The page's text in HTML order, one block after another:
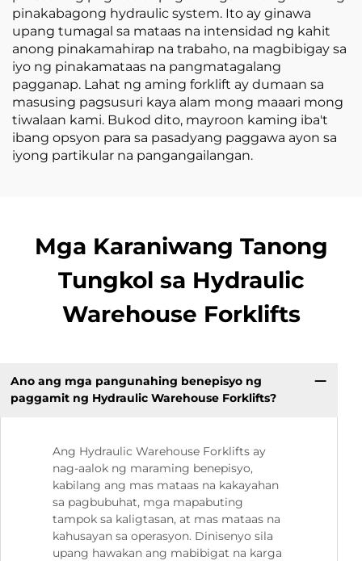
pinakabagong hydraulic system. Ito ay ginawa
upang tumagal sa mataas na intensidad ng kahit
anong pinakamahirap na trabaho, na magbibigay sa
iyo ng pinakamataas na pangmatagalang
pagganap. Lahat ng aming forklift ay dumaan sa
masusing pagsusuri kaya alam mong maaari mong
tiwalaan kami. Bukod dito, mayroon kaming iba't
ibang opsyon para sa pasadyang paggawa ayon sa
iyong partikular na pangangailangan.
Mga Karaniwang Tanong
Tungkol sa Hydraulic
Warehouse Forklifts
Ano ang mga pangunahing benepisyo ng
paggamit ng Hydraulic Warehouse Forklifts?
Ang Hydraulic Warehouse Forklifts ay
nag-aalok ng maraming benepisyo,
kabilang ang mas mataas na kakayahan
sa pagbubuhat, mga mapabuting
tampok sa kaligtasan, at mas mataas na
kahusayan sa operasyon. Dinisenyo sila
upang hawakan ang mabibigat na karga